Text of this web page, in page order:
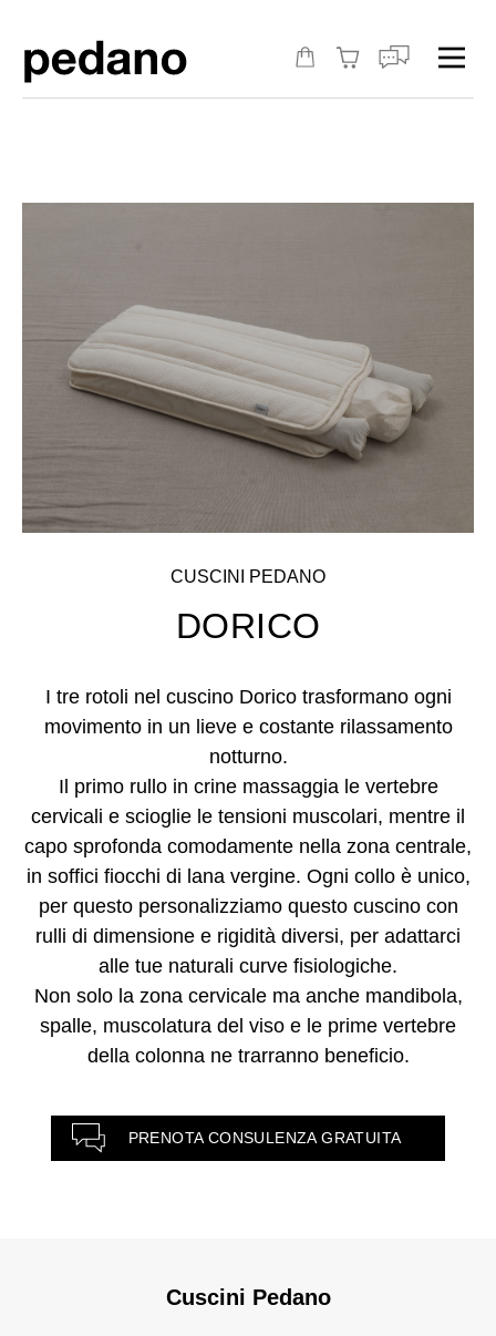
CUSCINI PEDANO
DORICO
I tre rotoli nel cuscino Dorico trasformano ogni
movimento in un lieve e costante rilassamento
notturno.
Il primo rullo in crine massaggia le vertebre
cervicali e scioglie le tensioni muscolari, mentre il
capo sprofonda comodamente nella zona centrale,
in soffici fiocchi di lana vergine. Ogni collo è unico,
per questo personalizziamo questo cuscino con
rulli di dimensione e rigidità diversi, per adattarci
alle tue naturali curve fisiologiche.
Non solo la zona cervicale ma anche mandibola,
spalle, muscolatura del viso e le prime vertebre
della colonna ne trarranno beneficio.
PRENOTA CONSULENZA GRATUITA
Cuscini Pedano